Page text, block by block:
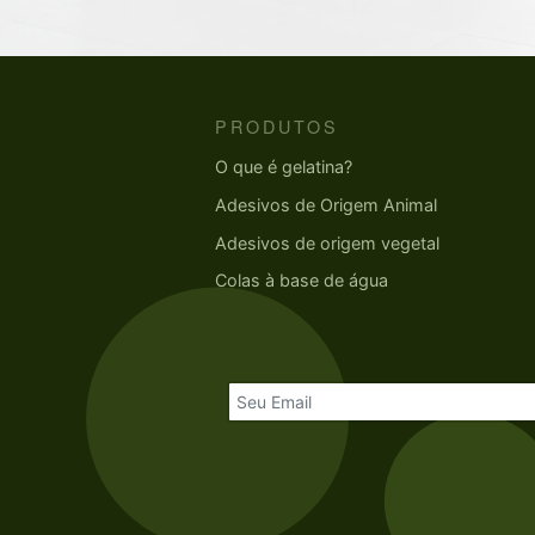
PRODUTOS
O que é gelatina?
Adesivos de Origem Animal
Adesivos de origem vegetal
Colas à base de água